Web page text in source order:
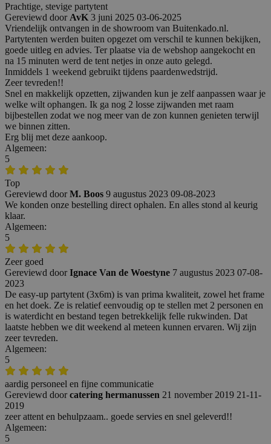
Prachtige, stevige partytent
Gereviewd door AvK 3 juni 2025 03-06-2025
Vriendelijk ontvangen in de showroom van Buitenkado.nl.
Partytenten werden buiten opgezet om verschil te kunnen bekijken,
goede uitleg en advies. Ter plaatse via de webshop aangekocht en
na 15 minuten werd de tent netjes in onze auto gelegd.
Inmiddels 1 weekend gebruikt tijdens paardenwedstrijd.
Zeer tevreden!!
Snel en makkelijk opzetten, zijwanden kun je zelf aanpassen waar je
welke wilt ophangen. Ik ga nog 2 losse zijwanden met raam
bijbestellen zodat we nog meer van de zon kunnen genieten terwijl
we binnen zitten.
Erg blij met deze aankoop.
Algemeen:
5
Top
Gereviewd door M. Boos 9 augustus 2023 09-08-2023
We konden onze bestelling direct ophalen. En alles stond al keurig
klaar.
Algemeen:
5
Zeer goed
Gereviewd door Ignace Van de Woestyne 7 augustus 2023 07-08-
2023
De easy-up partytent (3x6m) is van prima kwaliteit, zowel het frame
en het doek. Ze is relatief eenvoudig op te stellen met 2 personen en
is waterdicht en bestand tegen betrekkelijk felle rukwinden. Dat
laatste hebben we dit weekend al meteen kunnen ervaren. Wij zijn
zeer tevreden.
Algemeen:
5
aardig personeel en fijne communicatie
Gereviewd door catering hermanussen 21 november 2019 21-11-
2019
zeer attent en behulpzaam.. goede servies en snel geleverd!!
Algemeen:
5